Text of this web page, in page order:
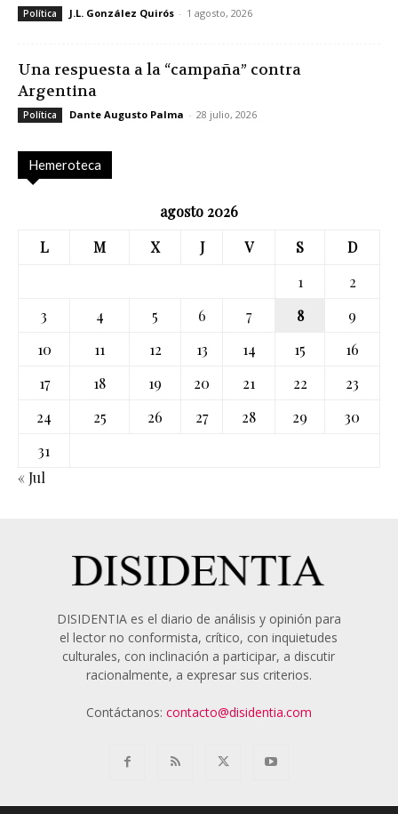
Política J.L. González Quirós - 1 agosto, 2026
Una respuesta a la “campaña” contra
Argentina
Política Dante Augusto Palma - 28 julio, 2026
Hemeroteca
agosto 2026
L
M X J V S
D
1
2
3
4 5 6 7 8
9
10
11 12 13 14 15
16
17
18 19 20 21 22
23
24
25 26 27 28 29
30
31
« Jul
DISIDENTIA es el diario de análisis y opinión para
el lector no conformista, crítico, con inquietudes
culturales, con inclinación a participar, a discutir
racionalmente, a expresar sus criterios.
Contáctanos: contacto@disidentia.com